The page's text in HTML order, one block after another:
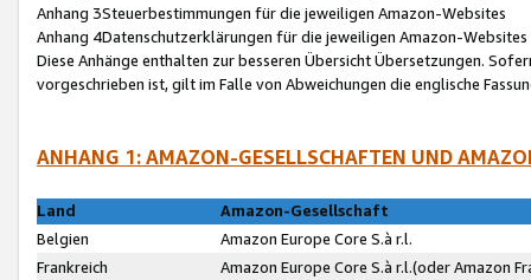
Anhang 3Steuerbestimmungen für die jeweiligen Amazon-Websites
Anhang 4Datenschutzerklärungen für die jeweiligen Amazon-Websites
Diese Anhänge enthalten zur besseren Übersicht Übersetzungen.
vorgeschrieben ist, gilt im Falle von Abweichungen die englische
ANHANG 1: AMAZON-GESELLSCHAFTEN UND
Land
Amazon-Gesellschaft
Belgien
Amazon Europe Core S.à r.l.
Frankreich
Amazon Europe Core S.à r.l.(oder Amazon